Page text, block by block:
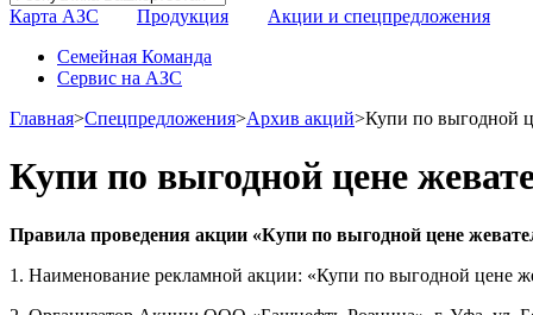
Карта АЗС Продукция
Акции и спецпредложения
Семейная Команда
Сервис на АЗС
Главная>Спецпредложения>Архив акций>Купи по выгодной
Купи по выгодной цене
Правила проведения акции «Купи по выгодной цене
1. Наименование рекламной акции: «Купи по выгодной цене